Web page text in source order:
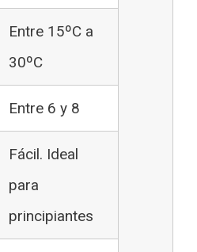
Entre 15ºC a
30ºC
Entre 6 y 8
Fácil. Ideal
para
principiantes